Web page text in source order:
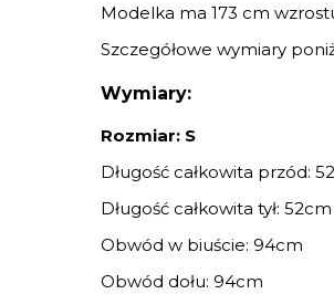
Modelka ma 173 cm
Szczegółowe wymiary
Wymiary:
Rozmiar: S
Długość całkowita przód:
Długość całkowita tył: 52cm
Obwód w biuście: 94cm
Obwód dołu: 94cm